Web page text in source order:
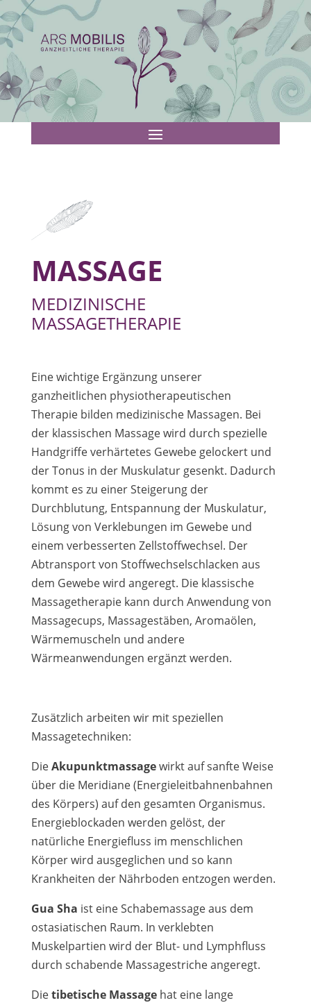
MASSAGE
MEDIZINISCHE
MASSAGETHERAPIE
Eine wichtige Ergänzung unserer
ganzheitlichen physiotherapeutischen
Therapie bilden medizinische Massagen. Bei
der klassischen Massage wird durch spezielle
Handgriffe verhärtetes Gewebe gelockert und
der Tonus in der Muskulatur gesenkt. Dadurch
kommt es zu einer Steigerung der
Durchblutung, Entspannung der Muskulatur,
Lösung von Verklebungen im Gewebe und
einem verbesserten Zellstoffwechsel. Der
Abtransport von Stoffwechselschlacken aus
dem Gewebe wird angeregt. Die klassische
Massagetherapie kann durch Anwendung von
Massagecups, Massagestäben, Aromaölen,
Wärmemuscheln und andere
Wärmeanwendungen ergänzt werden.
Zusätzlich arbeiten wir mit speziellen
Massagetechniken:
DieAkupunktmassagewirkt auf sanfte Weise
über die Meridiane (Energieleitbahnenbahnen
des Körpers) auf den gesamten Organismus.
Energieblockaden werden gelöst, der
natürliche Energiefluss im menschlichen
Körper wird ausgeglichen und so kann
Krankheiten der Nährboden entzogen werden.
Gua Sha ist eine Schabemassage aus dem
ostasiatischen Raum. In verklebten
Muskelpartien wird der Blut- und Lymphfluss
durch schabende Massagestriche angeregt.
Dietibetische Massagehat eine lange